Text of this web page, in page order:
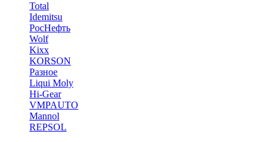
Total
Idemitsu
РосНефть
Wolf
Kixx
KORSON
Разное
Liqui Moly
Hi-Gear
VMPAUTO
Mannol
REPSOL